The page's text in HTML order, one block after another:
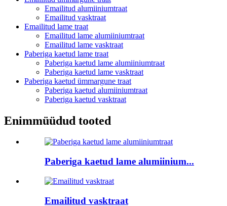
Emailitud alumiiniumtraat
Emailitud vasktraat
Emailitud lame traat
Emailitud lame alumiiniumtraat
Emailitud lame vasktraat
Paberiga kaetud lame traat
Paberiga kaetud lame alumiiniumtraat
Paberiga kaetud lame vasktraat
Paberiga kaetud ümmargune traat
Paberiga kaetud alumiiniumtraat
Paberiga kaetud vasktraat
Enimmüüdud tooted
Paberiga kaetud lame alumiinium...
Emailitud vasktraat